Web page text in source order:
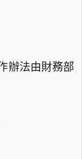
辦法由財務部